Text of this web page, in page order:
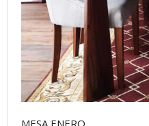
MESA ENERO